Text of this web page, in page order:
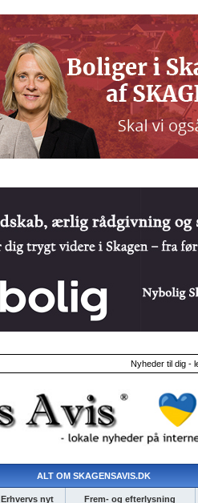
Nyheder til dig -
ALT OM SKAGENSAVIS.DK
Erhvervs nyt Frem- og efterlysning